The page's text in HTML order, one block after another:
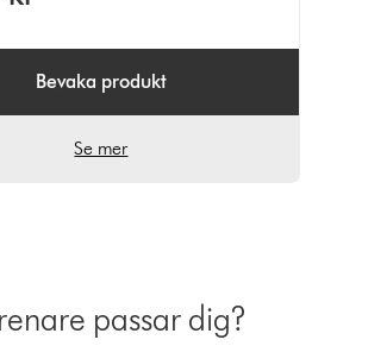
Bevaka produkt
Se mer
passar dig?